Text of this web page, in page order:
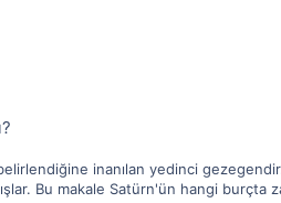
inanılan yedinci
Bu makale Satürn'ün hangi burçta